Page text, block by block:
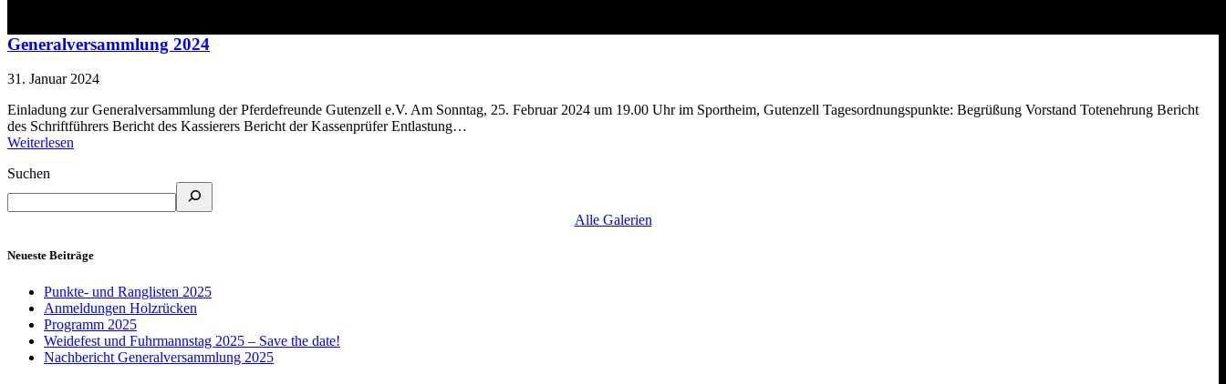
Generalversammlung 2024
31. Januar 2024
Einladung zur Generalversammlung der Pferdefreunde Gutenzell e.V. Am Sonntag, 25. Februar 2024 um 19.00 Uhr im Sportheim, Gutenzell Tagesordnungspunkte: Begrüßung Vorstand Totenehrung Bericht
des Schriftführers Bericht des Kassierers Bericht der Kassenprüfer Entlastung…
Weiterlesen
Suchen
Alle Galerien
Neueste Beiträge
Punkte- und Ranglisten 2025
Anmeldungen Holzrücken
Programm 2025
Weidefest und Fuhrmannstag 2025 – Save the date!
Nachbericht Generalversammlung 2025